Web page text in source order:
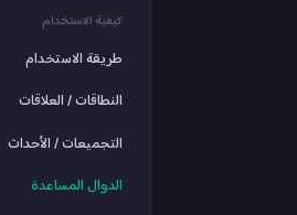
كيفية الاستخدام
طريقة الاستخدام
النطاقات / العلاقات
التجميعات / الأحداث
الدوال المساعدة